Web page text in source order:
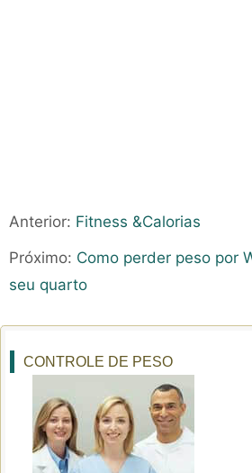
Anterior: Fitness &Calorias
Próximo: Como perder peso por
seu quarto
CONTROLE DE PESO